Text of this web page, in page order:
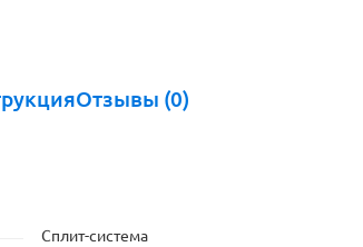
Отзывы (0)
Сплит-система